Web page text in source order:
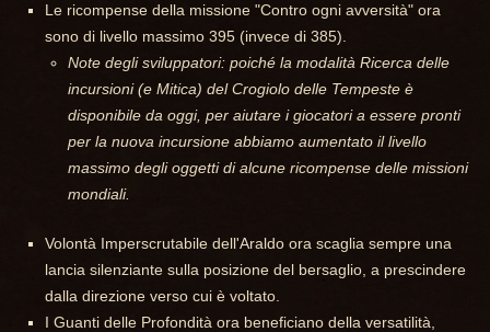
Le ricompense della missione "Contro ogni avversità" ora
sono di livello massimo 395 (invece di 385).
Note degli sviluppatori: poiché la modalità Ricerca delle
incursioni (e Mitica) del Crogiolo delle Tempeste è
disponibile da oggi, per aiutare i giocatori a essere pronti
per la nuova incursione abbiamo aumentato il livello
massimo degli oggetti di alcune ricompense delle missioni
mondiali.
Volontà Imperscrutabile dell'Araldo ora scaglia sempre una
lancia silenziante sulla posizione del bersaglio, a prescindere
dalla direzione verso cui è voltato.
I Guanti delle Profondità ora beneficiano della versatilità,